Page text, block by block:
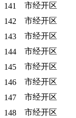
141
市经开区
142
市经开区
143
市经开区
144
市经开区
145
市经开区
146
市经开区
147
市经开区
148
市经开区